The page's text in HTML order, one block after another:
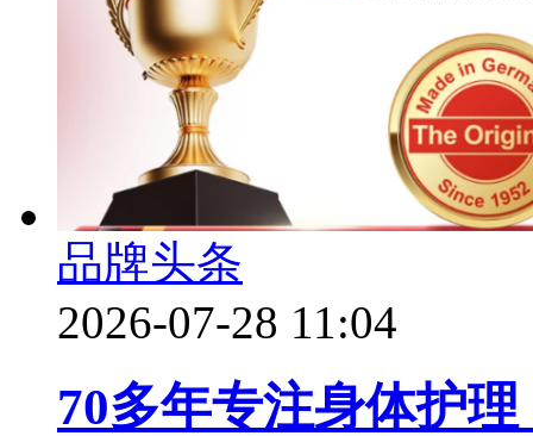
品牌头条
2026-07-28 11:04
70多年专注身体护